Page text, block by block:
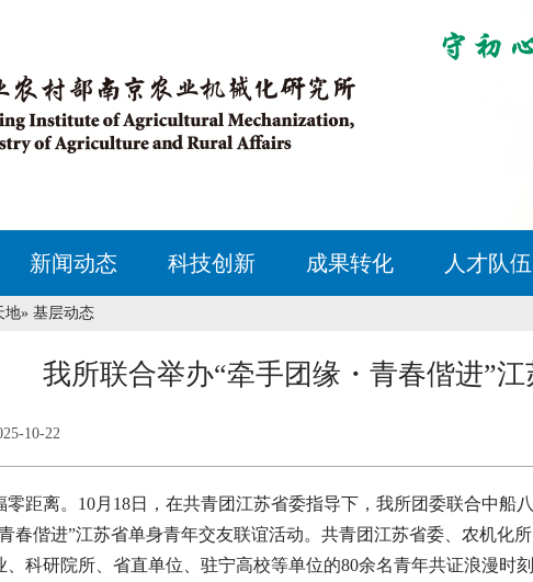
新闻动态 科技创新 成果转化 人才队伍
地» 基层动态
我所联合举办“牵手团缘・青春偕进”
10-22
零距离。10月18日，在共青团江苏省委指导下，我所团委联合中船
春偕进”江苏省单身青年交友联谊活动。共青团江苏省委、农机化
科研院所、省直单位、驻宁高校等单位的80余名青年共证浪漫时刻